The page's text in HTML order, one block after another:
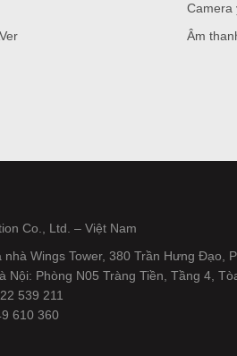
Camera
Âm
Co., Ltd. – Việt Nam
nhà Wings Tower, 380 Trần Hưng Đạo,
Nội: Phòng N05 Tràng Tiền, Tầng 4,
539 211
610 360